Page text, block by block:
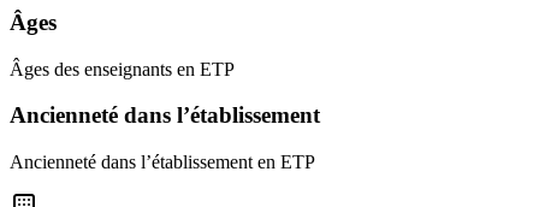
Âges
Âges des enseignants en ETP
Ancienneté dans l’établissement
Ancienneté dans l’établissement en ETP